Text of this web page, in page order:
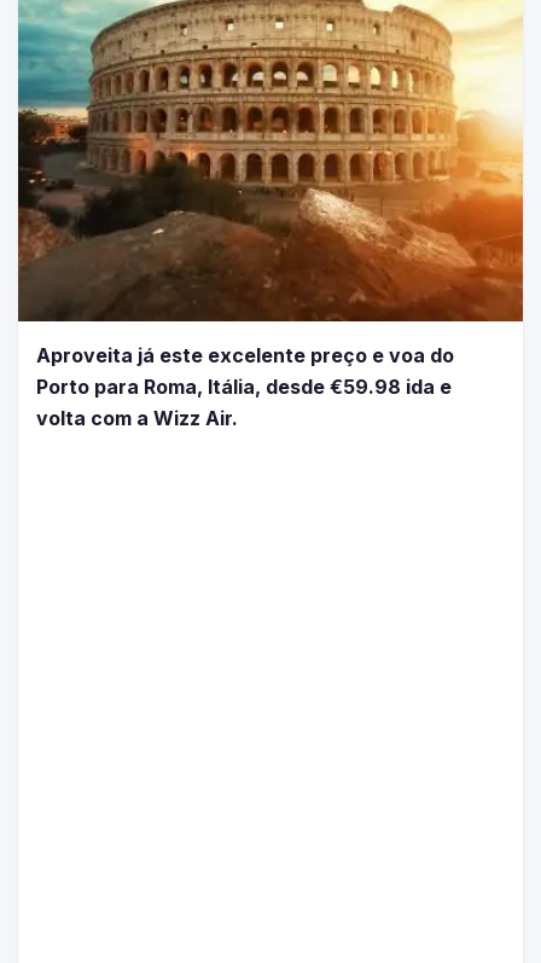
Aproveita já este excelente preço e voa do
Porto para Roma, Itália, desde €59.98 ida e
volta com a Wizz Air.